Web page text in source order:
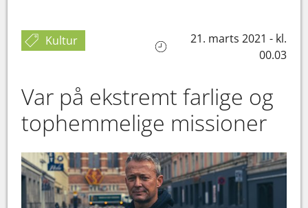
Kultur
21. marts 2021 - kl.
00.03
Var på ekstremt farlige og
tophemmelige missioner